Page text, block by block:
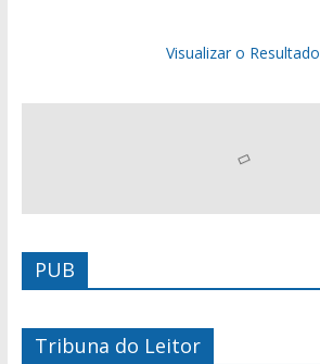
Visualizar o Resultado
PUB
Tribuna do Leitor